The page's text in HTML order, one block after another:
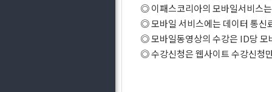
◎ 이패스코리아의 모바일서비스
◎ 모바일 서비스에는 데이터 통신
◎ 모바일동영상의 수강은 ID당 모
◎ 수강신청은 웹사이트 수강신청